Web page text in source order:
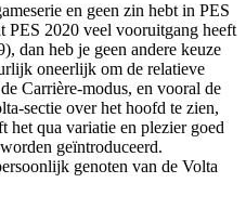
en geen zin hebt in PES
PES 2020 veel vooruitgang heeft
dan heb je geen andere keuze
oneerlijk om de relatieve
Carrière-modus, en vooral de
sectie over het hoofd te zien,
het qua variatie en plezier goed
geïntroduceerd.
genoten van de Volta